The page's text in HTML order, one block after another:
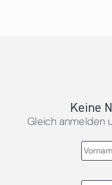
Keine
Gleich anmelden